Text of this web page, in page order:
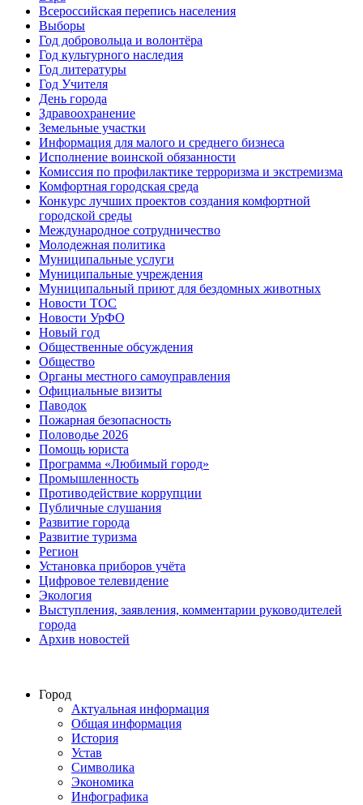
Всероссийская перепись населения
Выборы
Год добровольца и волонтёра
Год культурного наследия
Год литературы
Год Учителя
День города
Здравоохранение
Земельные участки
Информация для малого и среднего бизнеса
Исполнение воинской обязанности
Комиссия по профилактике терроризма и экстремизма
Комфортная городская среда
Конкурс лучших проектов создания комфортной
городской среды
Международное сотрудничество
Молодежная политика
Муниципальные услуги
Муниципальные учреждения
Муниципальный приют для бездомных животных
Новости ТОС
Новости УрФО
Новый год
Общественные обсуждения
Общество
Органы местного самоуправления
Официальные визиты
Паводок
Пожарная безопасность
Половодье 2026
Помощь юриста
Программа «Любимый город»
Промышленность
Противодействие коррупции
Публичные слушания
Развитие города
Развитие туризма
Регион
Установка приборов учёта
Цифровое телевидение
Экология
Выступления, заявления, комментарии руководителей
города
Архив новостей
Город
Актуальная информация
Общая информация
История
Устав
Символика
Экономика
Инфографика